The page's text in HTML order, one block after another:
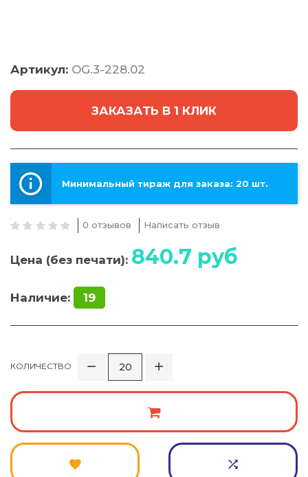
Артикул: OG.3-228.02
ЗАКАЗАТЬ В 1 КЛИК
Минимальный тираж для заказа: 20 шт.
0 отзывов Написать отзыв
Цена (без печати): 840.7 руб
Наличие: 19
КОЛИЧЕСТВО